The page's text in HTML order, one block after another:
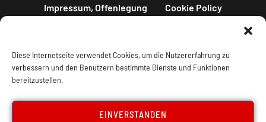
Diese Internetseite verwendet Cookies, um die Nutzererfahrung zu
verbessern und den Benutzern bestimmte Dienste und Funktionen
bereitzustellen.
EINVERSTANDEN
Impressum, Offenlegung Cookie Policy